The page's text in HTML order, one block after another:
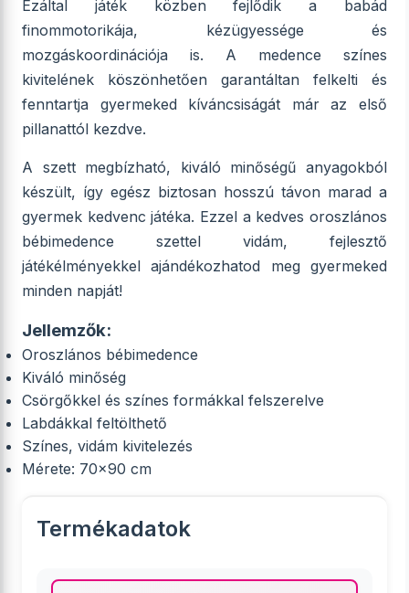
Ezáltal játék közben fejlődik a babád
finommotorikája, kézügyessége és
mozgáskoordinációja is. A medence színes
kivitelének köszönhetően garantáltan felkelti és
fenntartja gyermeked kíváncsiságát már az első
pillanattól kezdve.
A szett megbízható, kiváló minőségű anyagokból
készült, így egész biztosan hosszú távon marad a
gyermek kedvenc játéka. Ezzel a kedves oroszlános
bébimedence szettel vidám, fejlesztő
játékélményekkel ajándékozhatod meg gyermeked
minden napját!
Jellemzők:
Oroszlános bébimedence
Kiváló minőség
Csörgőkkel és színes formákkal felszerelve
Labdákkal feltölthető
Színes, vidám kivitelezés
Mérete: 70x90 cm
Termékadatok